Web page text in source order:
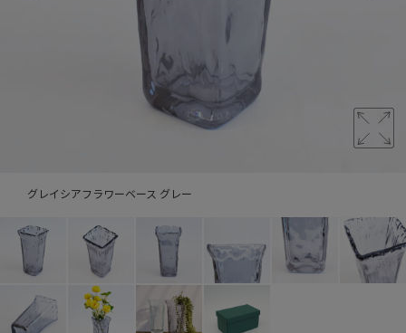
グレイシアフラワーベース グレー